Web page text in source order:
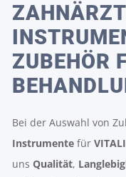
ZUBEHÖR
Bei der Auswahl von
Instrumentefür VITALI
uns Qualität,